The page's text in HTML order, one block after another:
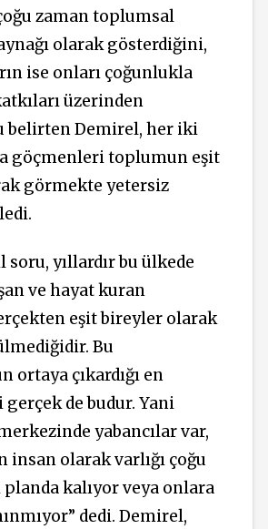
zaman toplumsal
olarak gösterdiğini,
ise onları çoğunlukla
üzerinden
belirten Demirel, her iki
göçmenleri toplumun eşit
görmekte yetersiz
soru, yıllardır bu ülkede
ve hayat kuran
eşit bireyler olarak
Bu
ortaya çıkardığı en
gerçek de budur. Yani
yabancılar var,
insan olarak varlığı çoğu
kalıyor veya onlara
dedi. Demirel,